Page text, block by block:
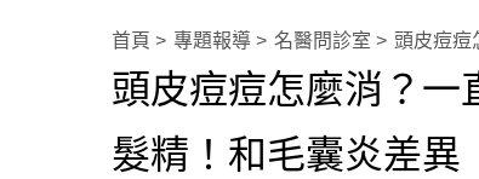
新知快訊
醫美整形
保健醫療
美醫FUN知識
國際新知
首頁 專題報導 名醫問診室 頭皮痘痘
頭皮痘痘怎麼消？一
髮精！和毛囊炎差異